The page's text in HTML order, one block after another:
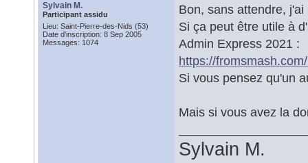
Sylvain M.
Participant assidu
Lieu: Saint-Pierre-des-Nids (53)
Date d'inscription: 8 Sep 2005
Messages: 1074
Bon, sans attendre,
Si ça peut être utile à
Admin Express 2021 :
https://
Si vous pensez qu'un
Mais si vous avez la
Sylvain M.